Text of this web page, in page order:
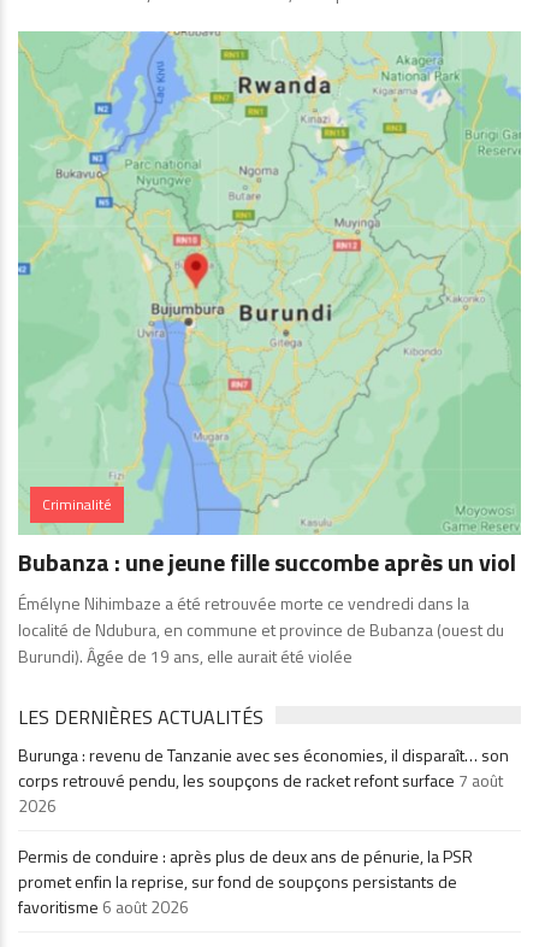
Criminalité
Bubanza : une jeune fille succombe après un viol
Émélyne Nihimbaze a été retrouvée morte ce vendredi dans la
localité de Ndubura, en commune et province de Bubanza (ouest du
Burundi). Âgée de 19 ans, elle aurait été violée
LES DERNIÈRES ACTUALITÉS
Burunga : revenu de Tanzanie avec ses économies, il disparaît… son
corps retrouvé pendu, les soupçons de racket refont surface 7 août
2026
Permis de conduire : après plus de deux ans de pénurie, la PSR
promet enfin la reprise, sur fond de soupçons persistants de
favoritisme 6 août 2026